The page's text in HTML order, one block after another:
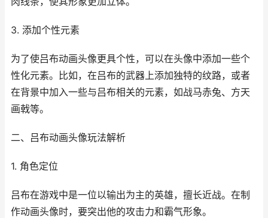
3. 添加个性元素
为了使吕布动画头像更具个性，可以在头像中添加一些个
性化元素。比如，在吕布的武器上添加独特的纹路，或者
在背景中加入一些与吕布相关的元素，如战马赤兔、方天
画戟等。
二、吕布动画头像玩法解析
1. 角色定位
吕布在游戏中是一位以输出为主的英雄，擅长近战。在制
作动画头像时，要突出他的攻击力和霸气形象。